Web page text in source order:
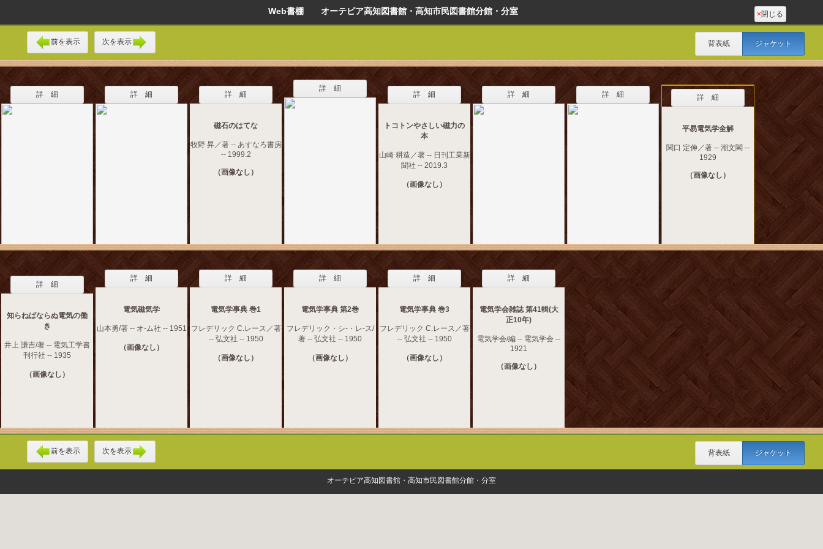
Web書棚 オーテピア高知図書館・高知市民図書館分館・分室 ×閉じる
前を表示 次を表示 背表紙 ジャケット
詳 細 詳 細 詳 細
磁石のはてな
牧野 昇／著 -- あすなろ書房
-- 1999.2
（画像なし）
詳 細
詳 細
トコトンやさしい磁力の
本
山崎 耕造／著 -- 日刊工業新
聞社 -- 2019.3
（画像なし）
詳 細 詳 細 詳 細
平易電気学全解
関口 定伸／著 -- 潮文閣 --
1929
（画像なし）
詳 細
知らねばならぬ電気の働
き
井上 謙吉/著 -- 電気工学書
刊行社 -- 1935
（画像なし）
詳 細
電気磁気学
山本勇/著 -- オ-ム社 -- 1951
（画像なし）
詳 細
電気学事典 巻1
フレデリック C.レース／著
-- 弘文社 -- 1950
（画像なし）
詳 細
電気学事典 第2巻
フレデリック・シ-・レ-ス/
著 -- 弘文社 -- 1950
（画像なし）
詳 細
電気学事典 巻3
フレデリック C.レース／著
-- 弘文社 -- 1950
（画像なし）
詳 細
電気学会雑誌 第41輯(大
正10年)
電気学会/編 -- 電気学会 --
1921
（画像なし）
前を表示 次を表示 背表紙 ジャケット
オーテピア高知図書館・高知市民図書館分館・分室